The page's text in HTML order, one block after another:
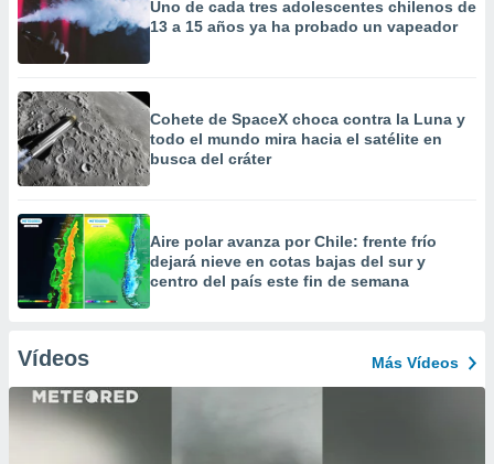
Uno de cada tres adolescentes chilenos de
13 a 15 años ya ha probado un vapeador
Cohete de SpaceX choca contra la Luna y
todo el mundo mira hacia el satélite en
busca del cráter
Aire polar avanza por Chile: frente frío
dejará nieve en cotas bajas del sur y
centro del país este fin de semana
Vídeos Más Vídeos